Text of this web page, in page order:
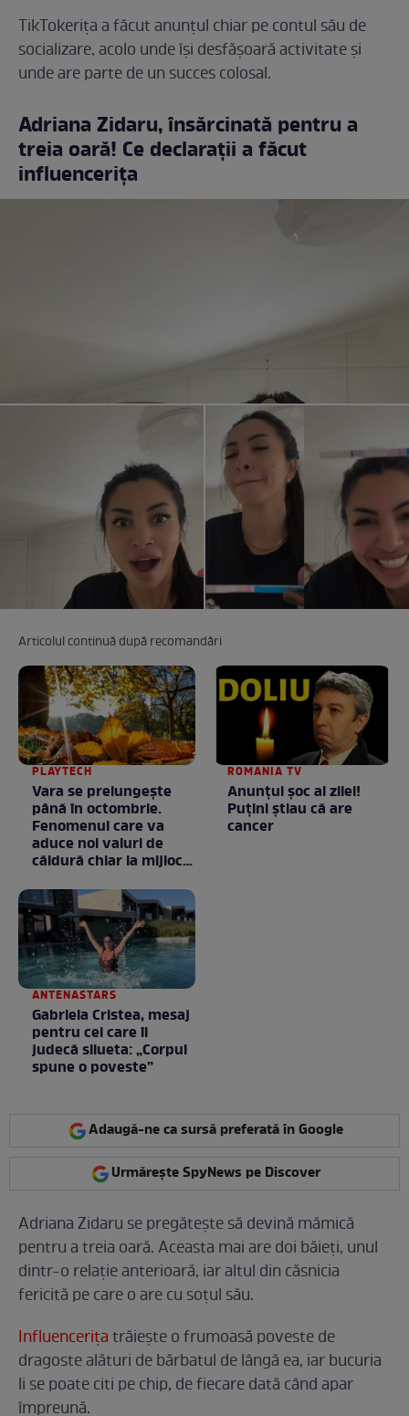
TikTokerița a făcut anunțul chiar pe contul său de
socializare, acolo unde își desfășoară activitate și
unde are parte de un succes colosal.
Adriana Zidaru, însărcinată pentru a
treia oară! Ce declarații a făcut
influencerița
Articolul continuă după recomandări
PLAYTECH
Vara se prelungeşte
până în octombrie.
Fenomenul care va
aduce noi valuri de
căldură chiar la mijlocul
ROMANIA TV
Anunţul şoc al zilei!
Puţini ştiau că are
cancer
ANTENASTARS
Gabriela Cristea, mesaj
pentru cei care îi
judecă silueta: „Corpul
spune o poveste”
Adaugă-ne ca sursă preferată în Google
Urmărește SpyNews pe Discover
Adriana Zidaru se pregătește să devină mămică
pentru a treia oară. Aceasta mai are doi băieți, unul
dintr-o relație anterioară, iar altul din căsnicia
fericită pe care o are cu soțul său.
Influencerițatrăiește o frumoasă poveste de
dragoste alături de bărbatul de lângă ea, iar bucuria
li se poate citi pe chip, de fiecare dată când apar
împreună.